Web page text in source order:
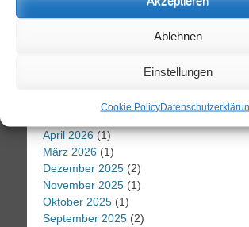
Ablehnen
Einstellungen
Cookie Policy
Suchen
nach:
(2)
April 2026(1)
März 2026 (1)
Dezember 2025 (2)
November 2025 (1)
Oktober 2025 (1)
September 2025 (2)